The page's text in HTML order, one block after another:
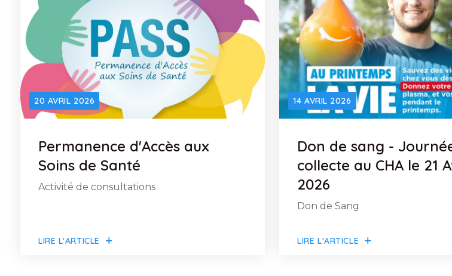
LIRE L'ARTICLE
20 AVRIL 2026
Permanence d'Accès aux
Soins de Santé
Activité de consultations
LIRE L'ARTICLE
14 AVRIL 2026
Don de sang -
collecte au CHA le 21
2026
Don de Sang